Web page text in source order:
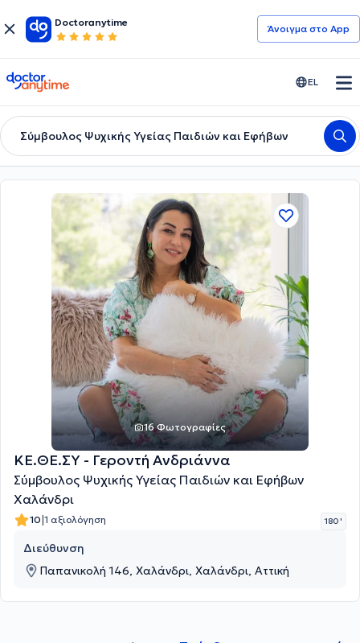
Doctoranytime
Άνοιγμα στο App
doctoranytime EL
Σύμβουλος Ψυχικής Υγείας Παιδιών και Εφήβων
16 Φωτογραφίες
ΚΕ.ΘΕ.ΣΥ - Γεροντή Ανδριάννα
Σύμβουλος Ψυχικής Υγείας Παιδιών και Εφήβων
Χαλάνδρι
10|1 αξιολόγηση 180 '
Διεύθυνση
Παπανικολή 146, Χαλάνδρι, Χαλάνδρι, Αττική